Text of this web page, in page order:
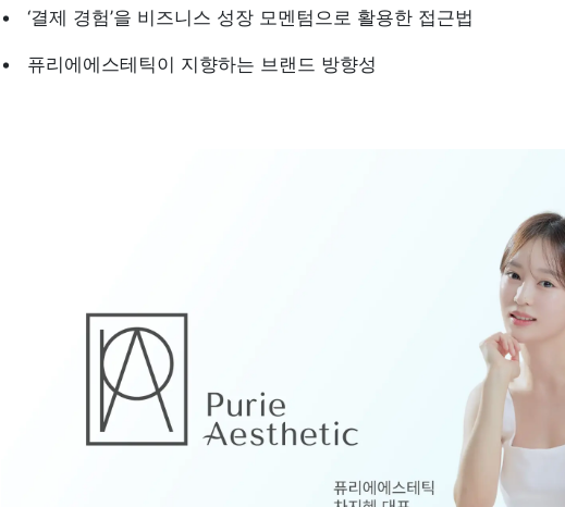
‘결제 경험’을 비즈니스 성장 모멘텀으로 활용한 접근법
퓨리에에스테틱이 지향하는 브랜드 방향성